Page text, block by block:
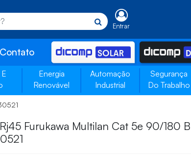
Entrar
Contato
Energia
Renovável
Automação
Industrial
Segurança
Do Trabalho
Furukawa Multilan Cat 5e 90/180